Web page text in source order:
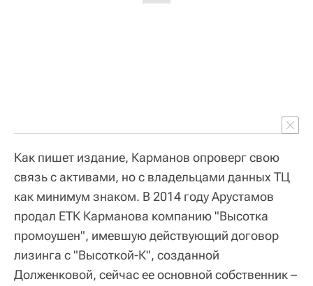
Как пишет издание, Карманов опроверг свою
связь с активами, но с владельцами данных ТЦ
как минимум знаком. В 2014 году Арустамов
продал ЕТК Карманова компанию "Высотка
промоушен", имевшую действующий договор
лизинга с "Высоткой-К", созданной
Долженковой, сейчас ее основной собственник –